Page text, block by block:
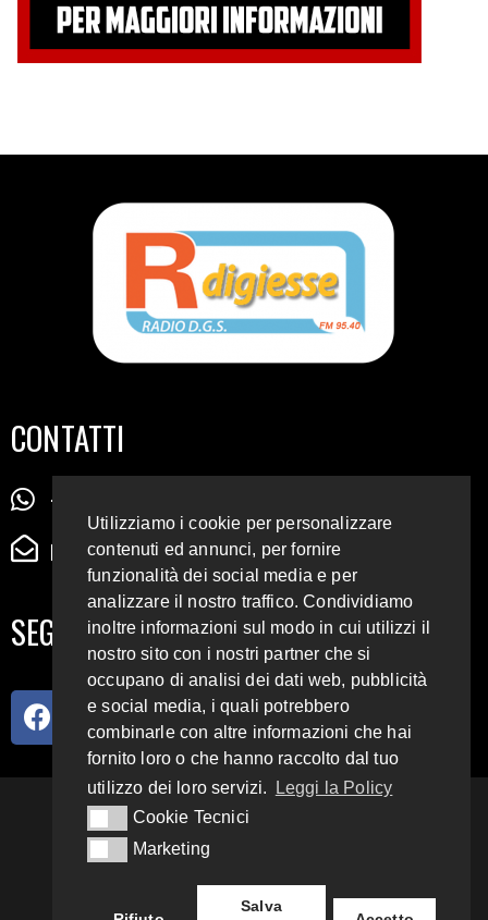
CONTATTI
+39 345 72 72 88 5
radiodigiesse@gmail.com
SEGUICI SUI SOCIAL
93.4 E 95.3 FM
Utilizziamo i cookie per personalizzare
contenuti ed annunci, per fornire
funzionalità dei social media e per
analizzare il nostro traffico. Condividiamo
inoltre informazioni sul modo in cui utilizzi il
nostro sito con i nostri partner che si
occupano di analisi dei dati web, pubblicità
e social media, i quali potrebbero
combinarle con altre informazioni che hai
fornito loro o che hanno raccolto dal tuo
utilizzo dei loro servizi.
Leggi la Policy
Cookie Tecnici
Cookie Tecnici
MarketingMarketing
Salva